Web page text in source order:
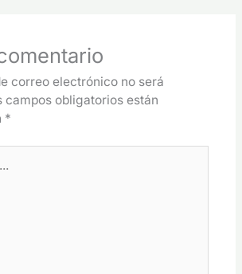
correo electrónico no será
campos obligatorios están
*